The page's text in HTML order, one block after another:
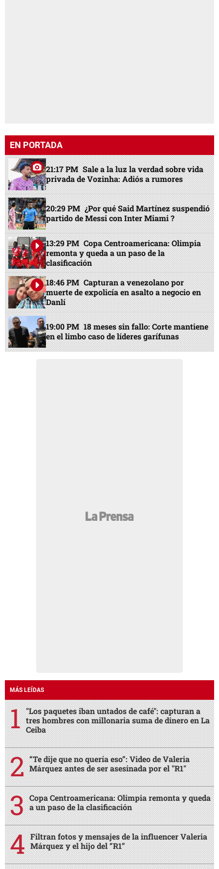
EN PORTADA
21:17 PM Sale a la luz la verdad sobre vida
privada de Vozinha: Adiós a rumores
20:29 PM ¿Por qué Said Martínez suspendió
partido de Messi con Inter Miami ?
13:29 PM Copa Centroamericana: Olimpia
remonta y queda a un paso de la
clasificación
18:46 PM Capturan a venezolano por
muerte de expolicía en asalto a negocio en
Danlí
19:00 PM 18 meses sin fallo: Corte mantiene
en el limbo caso de líderes garífunas
MÁS LEÍDAS
"Los paquetes iban untados de café": capturan a
tres hombres con millonaria suma de dinero en La
Ceiba
“Te dije que no quería eso”: Video de Valeria
Márquez antes de ser asesinada por el "R1"
Copa Centroamericana: Olimpia remonta y queda
a un paso de la clasificación
Filtran fotos y mensajes de la influencer Valeria
Márquez y el hijo del “R1”